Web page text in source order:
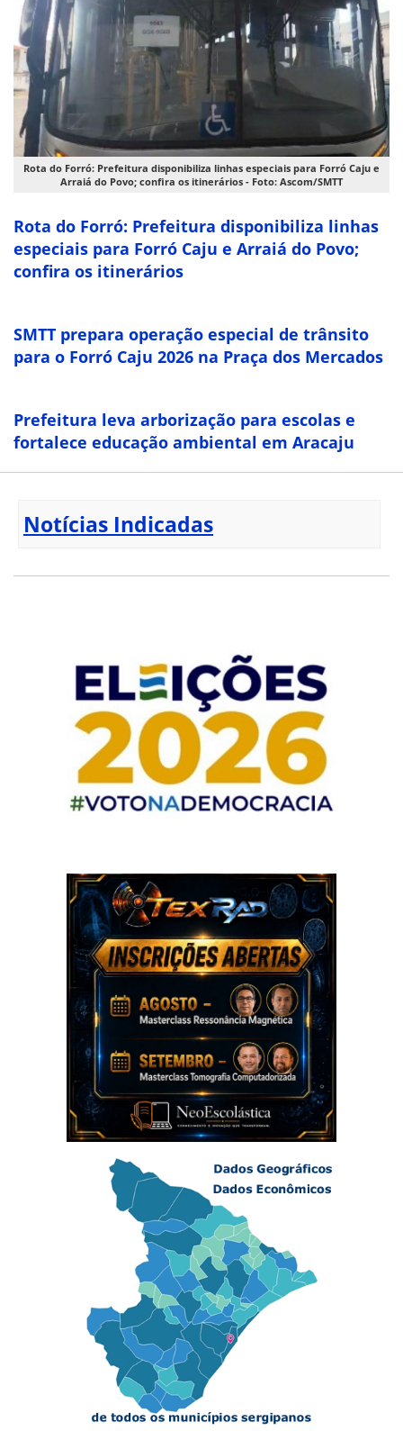
Rota do Forró: Prefeitura disponibiliza linhas especiais para Forró Caju e
Arraiá do Povo; confira os itinerários - Foto: Ascom/SMTT
Rota do Forró: Prefeitura disponibiliza linhas
especiais para Forró Caju e Arraiá do Povo;
confira os itinerários
SMTT prepara operação especial de trânsito
para o Forró Caju 2026 na Praça dos Mercados
Prefeitura leva arborização para escolas e
fortalece educação ambiental em Aracaju
Notícias Indicadas